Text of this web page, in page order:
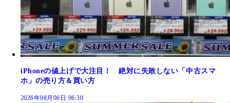
iPhoneの値上げで大注目！ 絶対に失敗しない「中古スマ
ホ」の売り方＆買い方
2026年08月06日 06:30